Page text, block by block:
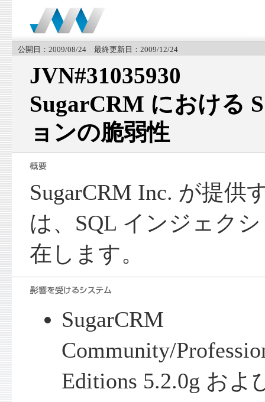
公開日：2009/08/24 最終更新日：2009/12/24
JVN#31035930
SugarCRM における
ョンの脆弱性
SugarCRM Inc. が提供
は、SQL インジェク
在します。
SugarCRM
Community/
Editions 5.2.0g およ